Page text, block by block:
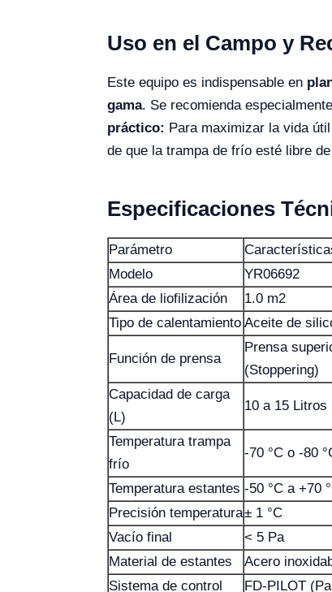
Uso en el Campo y
Este equipo es indispensable en
gama. Se recomienda
práctico: Para maximizar la vida
de que la trampa de frío esté libre
Especificaciones
Parámetro
Modelo
YR06692
Área de liofilización
1.0 m2
Tipo de calentamiento Aceite de
Función de prensa
Prensa
(Stoppering)
Capacidad de carga
(L)
10 a 15 Litros
Temperatura trampa
frío
-70 °C o -80
Temperatura estantes -50 °C a +70
Precisión temperatura± 1 °C
Vacío final
< 5 Pa
Material de estantes
Acero
Sistema de control
FD-PILOT